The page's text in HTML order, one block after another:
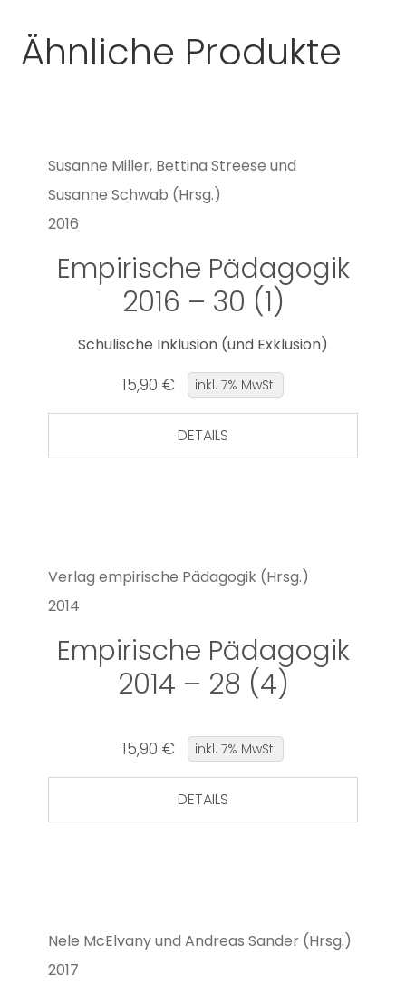
Ähnliche Produkte
Susanne Miller, Bettina Streese und
Susanne Schwab (Hrsg.)
2016
Empirische Pädagogik
2016 – 30 (1)
Schulische Inklusion (und Exklusion)
15,90 € inkl. 7% MwSt.
DETAILS
Verlag empirische Pädagogik (Hrsg.)
2014
Empirische Pädagogik
2014 – 28 (4)
15,90 € inkl. 7% MwSt.
DETAILS
Nele McElvany und Andreas Sander (Hrsg.)
2017